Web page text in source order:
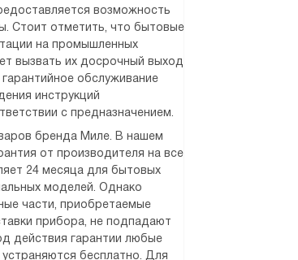
возможность
Стоит отметить, что бытовые
на промышленных
вызвать их досрочный выход
обслуживание
инструкций
с предназначением.
бренда Миле. В нашем
от производителя на все
24 месяца для бытовых
моделей. Однако
части, приобретаемые
прибора, не подпадают
действия гарантии любые
бесплатно. Для